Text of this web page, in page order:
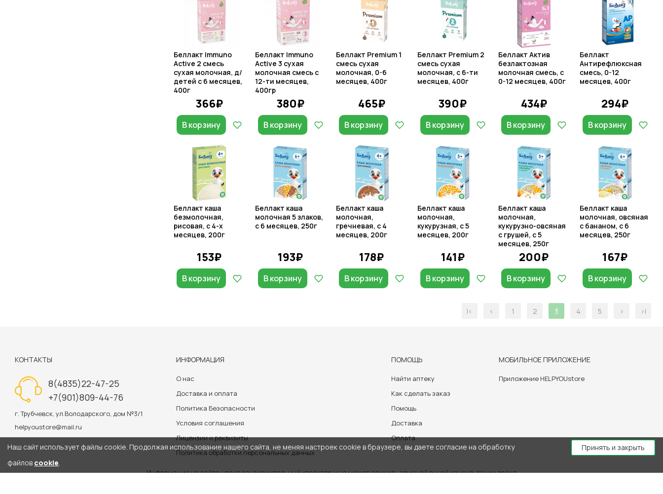
Беллакт Immuno
Active 2 смесь
сухая молочная, д/
детей с 6 месяцев,
400г
366₽
В корзину
Беллакт Immuno
Аctive 3 сухая
молочная смесь с
12-ти месяцев,
400гр
380₽
В корзину
Беллакт Premium 1
смесь сухая
молочная, 0-6
месяцев, 400г
465₽
В корзину
Беллакт Premium 2
смесь сухая
молочная, с 6-ти
месяцев, 400г
390₽
В корзину
Беллакт Актив
безлактозная
молочная смесь, с
0-12 месяцев, 400г
434₽
В корзину
Беллакт
Антирефлюксная
смесь, 0-12
месяцев, 400г
294₽
В корзину
Беллакт каша
безмолочная,
рисовая, с 4-х
месяцев, 200г
153₽
В корзину
Беллакт каша
молочная 5 злаков,
с 6 месяцев, 250г
193₽
В корзину
Беллакт каша
молочная,
гречневая, с 4
месяцев, 200г
178₽
В корзину
Беллакт каша
молочная,
кукурузная, с 5
месяцев, 200г
141₽
В корзину
Беллакт каша
молочная,
кукурузно-овсяная
с грушей, с 5
месяцев, 250г
200₽
В корзину
Беллакт каша
молочная, овсяная
с бананом, с 6
месяцев, 250г
167₽
В корзину
|< < 1 2 3 4 5 > >|
Наш сайт использует файлы cookie. Продолжая использование нашего сайта, не меняя настроек cookie в браузере, вы даете согласие на обработку
файлов cookie.
Принять и закрыть
КОНТАКТЫ
8(4835)22-47-25
+7(901)809-44-76
г. Трубчевск, ул.Володарского, дом №3/1
helpyoustore@mail.ru
ИНФОРМАЦИЯ
О нас
Доставка и оплата
Политика Безопасности
Условия соглашения
Лицензии и реквизиты
Политика обработки персональных данных
ПОМОЩЬ
Найти аптеку
Как сделать заказ
Помощь
Доставка
Оплата
МОБИЛЬНОЕ ПРИЛОЖЕНИЕ
Приложение HELPYOUstore
Информация на сайте носит ознакомительный характер и не может служить заменой очной консультации врача.